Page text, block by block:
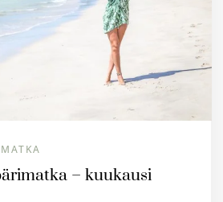
– kuukausi